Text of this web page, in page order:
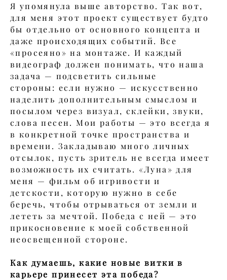
Я упомянула выше авторство. Так вот,
для меня этот проект существует будто
бы отдельно от основного концепта и
даже происходящих событий. Все
«просеяно» на монтаже. И каждый
видеограф должен понимать, что наша
задача — подсветить сильные
стороны: если нужно — искусственно
наделить дополнительным смыслом и
посылом через визуал, склейки, звуки,
слова песен. Мои работы — это всегда я
в конкретной точке пространства и
времени. Закладываю много личных
отсылок, пусть зритель не всегда имеет
возможность их считать. «Луна» для
меня — фильм об игривости и
детскости, которую нужно в себе
беречь, чтобы отрываться от земли и
лететь за мечтой. Победа с ней — это
прикосновение к моей собственной
неосвещенной стороне.
Как думаешь, какие новые витки в
карьере принесет эта победа?